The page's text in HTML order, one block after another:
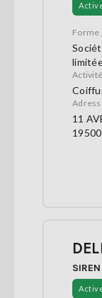
Forme
11